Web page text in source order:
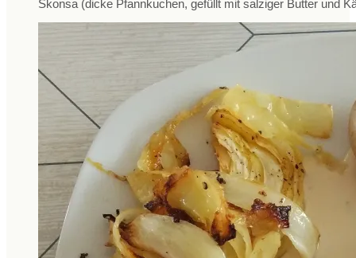
Skonsa (dicke Pfannkuchen, gefüllt mit salziger Butter und